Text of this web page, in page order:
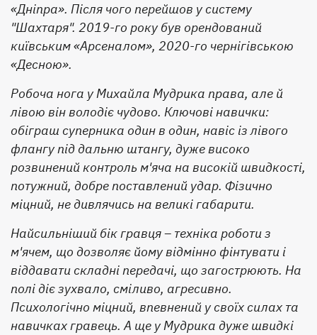
«Дніпра». Після чого перейшов у систему
"Шахтаря". 2019-го року був орендований
київським «Арсеналом», 2020-го чернігівською
«Десною».
Робоча нога у Михайла Мудрика права, але й
лівою він володіє чудово. Ключові навички:
обіграш суперника один в один, навіс із лівого
флангу під дальню штангу, дуже високо
розвинений контроль м'яча на високій швидкості,
потужний, добре поставлений удар. Фізично
міцний, не дивлячись на великі габарити.
Найсильніший бік гравця – техніка роботи з
м'ячем, що дозволяє йому відмінно фінтувати і
віддавати складні передачі, що загострюють. На
полі діє зухвало, сміливо, агресивно.
Психологічно міцний, впевнений у своїх силах та
навичках гравець. А ще у Мудрика дуже швидкі